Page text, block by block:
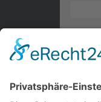
Kontaktieren Sie